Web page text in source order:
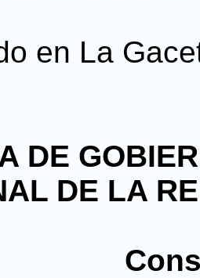
en La
DE
DE LA